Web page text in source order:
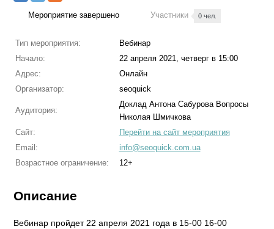
Мероприятие завершено Участники 0 чел.
Тип мероприятия:
Вебинар
Начало:
22 апреля 2021, четверг в 15:00
Адрес:
Онлайн
Организатор:
seoquick
Аудитория:
Доклад Антона Сабурова Вопросы
Николая Шмичкова
Сайт:
Перейти на сайт мероприятия
Email:
info@seoquick.com.ua
Возрастное ограничение:
12+
Описание
Вебинар пройдет 22 апреля 2021 года в 15-00 16-00